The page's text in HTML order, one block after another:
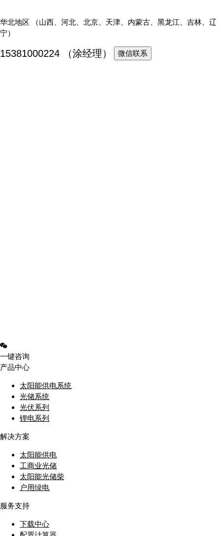
华北地区 （山西、河北、北京、天津、内蒙古、黑龙江、吉林、辽
宁）
15381000224 （涂经理） 微信联系
一键咨询
产品中心
太阳能供电系统
光储系统
光伏系列
锂电系列
解决方案
太阳能供电
工商业光储
太阳能光储柴
户用绿电
服务支持
下载中心